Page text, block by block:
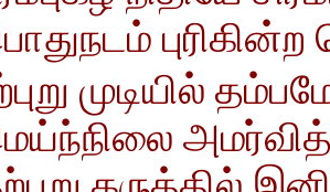
முடியில்